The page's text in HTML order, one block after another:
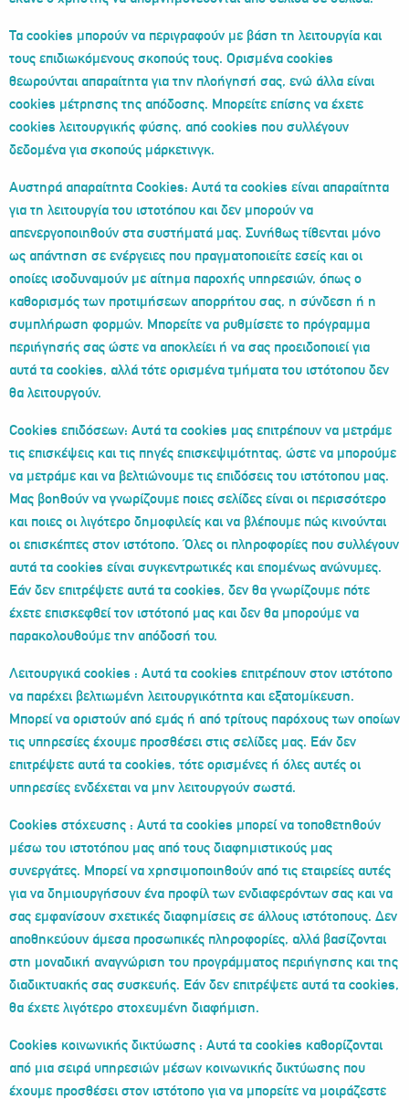
Τα cookies μπορούν να περιγραφούν με βάση τη λειτουργία και
τους επιδιωκόμενους σκοπούς τους. Ορισμένα cookies
θεωρούνται απαραίτητα για την πλοήγησή σας, ενώ άλλα είναι
cookies μέτρησης της απόδοσης. Μπορείτε επίσης να έχετε
cookies λειτουργικής φύσης, από cookies που συλλέγουν
δεδομένα για σκοπούς μάρκετινγκ.
Αυστηρά απαραίτητα Cookies: Αυτά τα cookies είναι απαραίτητα
για τη λειτουργία του ιστοτόπου και δεν μπορούν να
απενεργοποιηθούν στα συστήματά μας. Συνήθως τίθενται μόνο
ως απάντηση σε ενέργειες που πραγματοποιείτε εσείς και οι
οποίες ισοδυναμούν με αίτημα παροχής υπηρεσιών, όπως ο
καθορισμός των προτιμήσεων απορρήτου σας, η σύνδεση ή η
συμπλήρωση φορμών. Μπορείτε να ρυθμίσετε το πρόγραμμα
περιήγησής σας ώστε να αποκλείει ή να σας προειδοποιεί για
αυτά τα cookies, αλλά τότε ορισμένα τμήματα του ιστότοπου δεν
θα λειτουργούν.
Cookies επιδόσεων: Αυτά τα cookies μας επιτρέπουν να μετράμε
τις επισκέψεις και τις πηγές επισκεψιμότητας, ώστε να μπορούμε
να μετράμε και να βελτιώνουμε τις επιδόσεις του ιστότοπου μας.
Μας βοηθούν να γνωρίζουμε ποιες σελίδες είναι οι περισσότερο
και ποιες οι λιγότερο δημοφιλείς και να βλέπουμε πώς κινούνται
οι επισκέπτες στον ιστότοπο. Όλες οι πληροφορίες που συλλέγουν
αυτά τα cookies είναι συγκεντρωτικές και επομένως ανώνυμες.
Εάν δεν επιτρέψετε αυτά τα cookies, δεν θα γνωρίζουμε πότε
έχετε επισκεφθεί τον ιστότοπό μας και δεν θα μπορούμε να
παρακολουθούμε την απόδοσή του.
Λειτουργικά cookies : Αυτά τα cookies επιτρέπουν στον ιστότοπο
να παρέχει βελτιωμένη λειτουργικότητα και εξατομίκευση.
Μπορεί να οριστούν από εμάς ή από τρίτους παρόχους των οποίων
τις υπηρεσίες έχουμε προσθέσει στις σελίδες μας. Εάν δεν
επιτρέψετε αυτά τα cookies, τότε ορισμένες ή όλες αυτές οι
υπηρεσίες ενδέχεται να μην λειτουργούν σωστά.
Cookies στόχευσης : Αυτά τα cookies μπορεί να τοποθετηθούν
μέσω του ιστοτόπου μας από τους διαφημιστικούς μας
συνεργάτες. Μπορεί να χρησιμοποιηθούν από τις εταιρείες αυτές
για να δημιουργήσουν ένα προφίλ των ενδιαφερόντων σας και να
σας εμφανίσουν σχετικές διαφημίσεις σε άλλους ιστότοπους. Δεν
αποθηκεύουν άμεσα προσωπικές πληροφορίες, αλλά βασίζονται
στη μοναδική αναγνώριση του προγράμματος περιήγησης και της
διαδικτυακής σας συσκευής. Εάν δεν επιτρέψετε αυτά τα cookies,
θα έχετε λιγότερο στοχευμένη διαφήμιση.
Cookies κοινωνικής δικτύωσης : Αυτά τα cookies καθορίζονται
από μια σειρά υπηρεσιών μέσων κοινωνικής δικτύωσης που
έχουμε προσθέσει στον ιστότοπο για να μπορείτε να μοιράζεστε